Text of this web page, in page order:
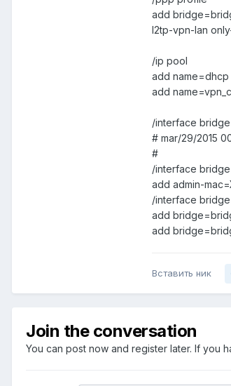
add
l2tp-vpn-lan
/ip pool
add name=dhcp
add
/interface
# mar/29/2015
#
/interface bridge
add admin-
/interface
add
add
Вставить ник
Join the conversation
You can post now and register later. If you